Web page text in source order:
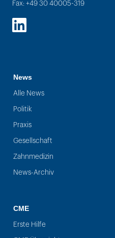
Fax: +49 30 40005-319
LinkedIn
News
Alle News
Politik
Praxis
Gesellschaft
Zahnmedizin
News-Archiv
CME
Erste Hilfe